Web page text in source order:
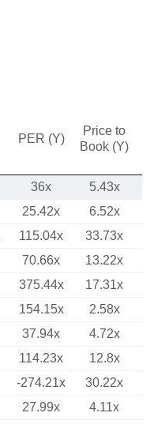
PER (Y)
Price to
Book (Y)
36x
5.43x
25.42x
6.52x
115.04x
33.73x
70.66x
13.22x
375.44x
17.31x
154.15x
2.58x
37.94x
4.72x
114.23x
12.8x
-274.21x
30.22x
27.99x
4.11x